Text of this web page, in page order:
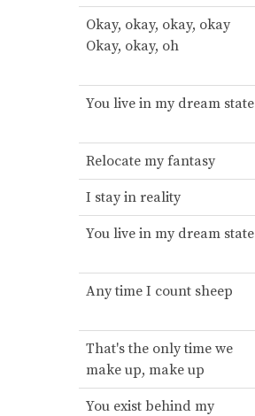
Okay, okay, okay, okay
Okay, okay, oh
You live in my dream state
Relocate my fantasy
I stay in reality
You live in my dream state
Any time I count sheep
That's the only time we
make up, make up
You exist behind my